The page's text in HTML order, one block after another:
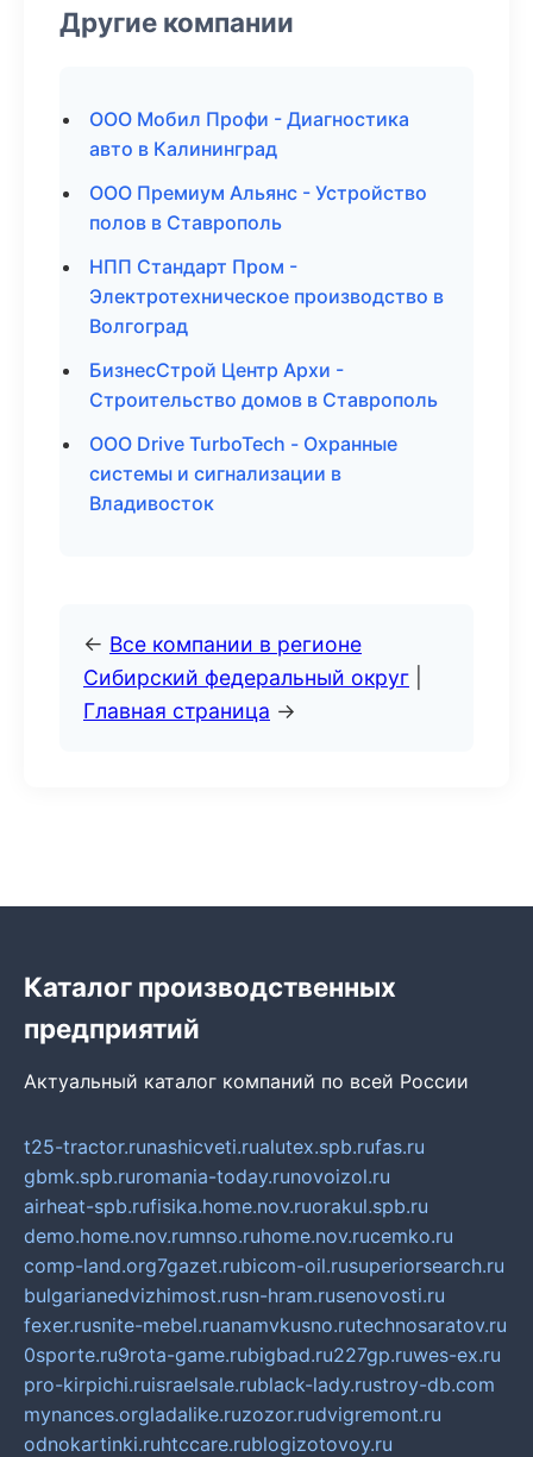
Другие компании
ООО Мобил Профи - Диагностика
авто в Калининград
ООО Премиум Альянс - Устройство
полов в Ставрополь
НПП Стандарт Пром -
Электротехническое производство в
Волгоград
БизнесСтрой Центр Архи -
Строительство домов в Ставрополь
ООО Drive TurboTech - Охранные
системы и сигнализации в
Владивосток
← Все компании в регионе
Сибирский федеральный округ
Главная страница →
Каталог производственных
предприятий
Актуальный каталог компаний по всей России
t25-tractor.runashicveti.rualutex.spb.rufas.ru
gbmk.spb.ruromania-today.runovoizol.ru
airheat-spb.rufisika.home.nov.ruorakul.spb.ru
demo.home.nov.rumnso.ruhome.nov.rucemko.ru
comp-land.org7gazet.rubicom-oil.rusuperiorsearch.ru
bulgarianedvizhimost.rusn-hram.rusenovosti.ru
fexer.rusnite-mebel.ruanamvkusno.rutechnosaratov.ru
0sporte.ru9rota-game.rubigbad.ru227gp.ruwes-ex.ru
pro-kirpichi.ruisraelsale.rublack-lady.rustroy-db.com
mynances.orgladalike.ruzozor.rudvigremont.ru
odnokartinki.ruhtccare.rublogizotovoy.ru